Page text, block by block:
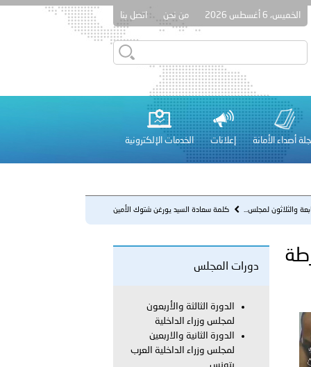
الخميس، 6 أغسطس 2026 من نحن اتصل بنا
أصداء الأمانة إعلانات الخدمات الإلكترونية
أعمال الاجتماع الثالث عشر للجنة رؤساء الاتحادات الرياضية
عشر للمسؤولين عن الأمن السياحي 2026.
والكلية الدولية الجامعية للعلوم والصحة توقعان اتفاقية
تحذر من زيادة عدد الركاب في المركبات حفاظًا على سلامة
والثلاثون لمجلس... كلمة سعادة السيد يورغن شتوك الأمين
دورات المجلس
الدورة الثالثة والأربعون
لمجلس وزراء الداخلية
الدورة الثانية والاربعين
لمجلس وزراء الداخلية العرب
بتونس